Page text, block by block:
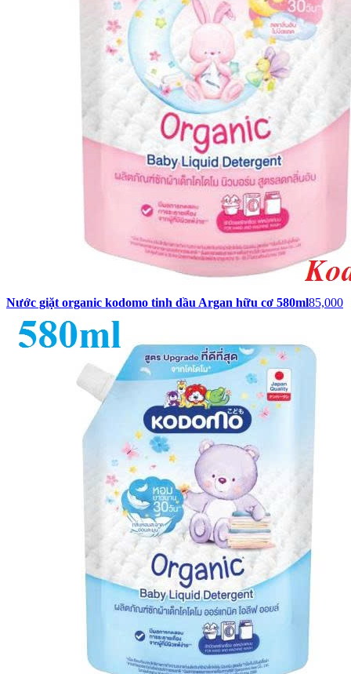
Nước giặt organic kodomo tinh dầu Argan hữu cơ 580ml85,000